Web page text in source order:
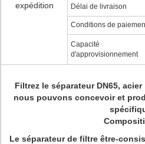
expédition
Délai de livraison
Conditions de
Capacité
d'approvisionnement
Filtrez le séparateur DN65,
nous pouvons concevoir et
Le séparateur de filtre être-